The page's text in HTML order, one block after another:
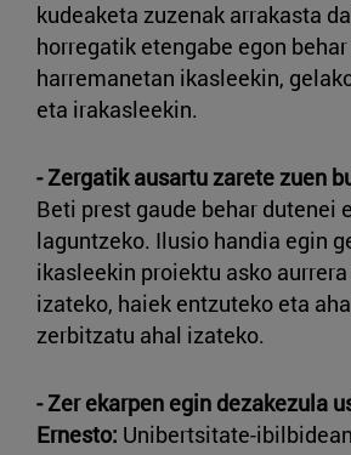
kudeaketa zuzenak arrakasta
horregatik etengabe egon
harremanetan ikasleekin,
eta irakasleekin.
- Zergatik ausartu zarete zuen
Beti prest gaude behar dutenei
laguntzeko. Ilusio handia egin
ikasleekin proiektu asko
izateko, haiek entzuteko eta
zerbitzatu ahal izateko.
- Zer ekarpen egin dezakezula
Ernesto: Unibertsitate-